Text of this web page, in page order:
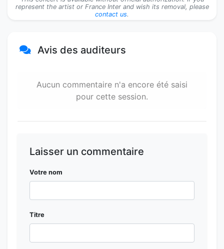
represent the artist or France Inter and wish its removal, please
contact us.
Avis des auditeurs
Aucun commentaire n'a encore été saisi
pour cette session.
Laisser un commentaire
Votre nom
Titre